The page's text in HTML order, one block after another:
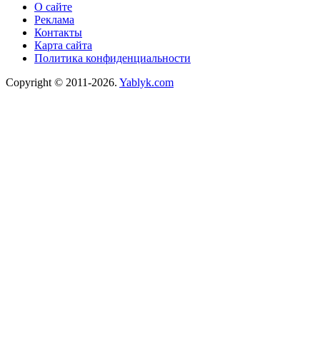
О сайте
Реклама
Контакты
Карта сайта
Политика конфиденциальности
Copyright © 2011-2026. Yablyk.сom